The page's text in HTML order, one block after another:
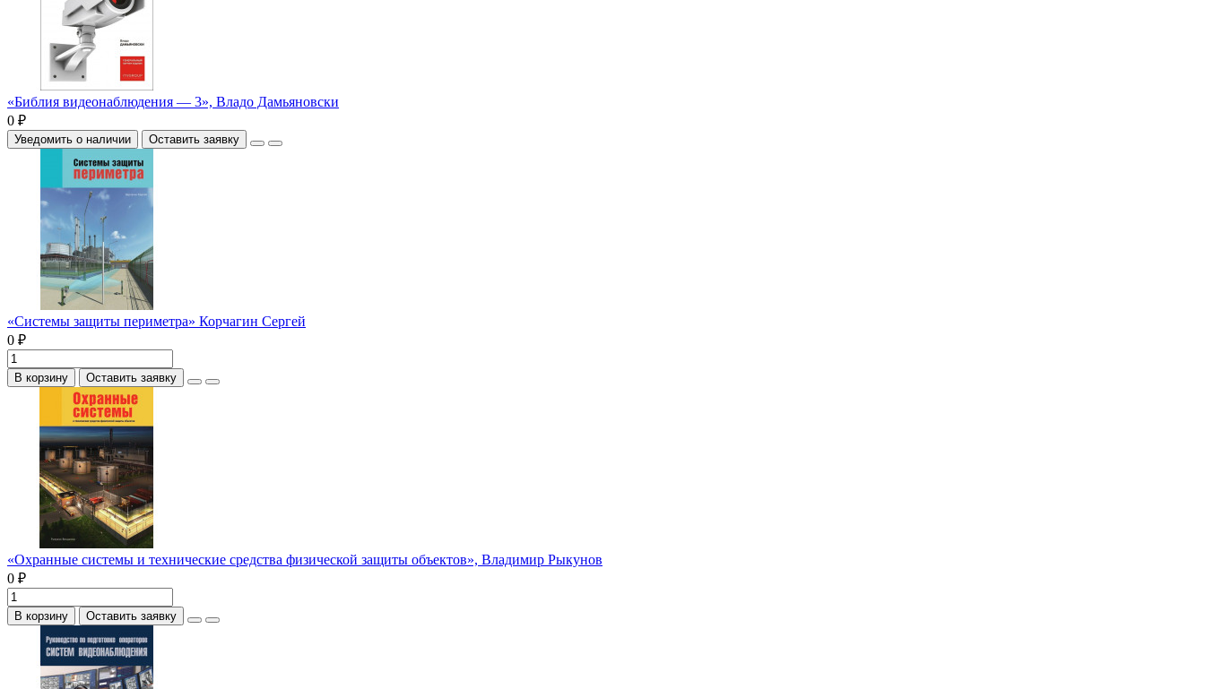
«Библия видеонаблюдения — 3», Владо Дамьяновски
0 ₽
Уведомить о наличии Оставить заявку
«Системы защиты периметра» Корчагин Сергей
0 ₽
В корзину Оставить заявку
«Охранные системы и технические средства физической защиты объектов», Владимир Рыкунов
0 ₽
В корзину Оставить заявку